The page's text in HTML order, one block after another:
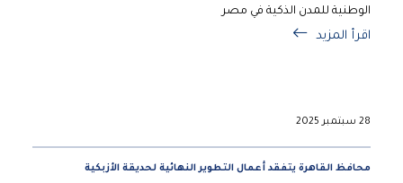
الوطنية للمدن الذكية في مصر
اقرأ المزيد
28 سبتمبر 2025
محافظ القاهرة يتفقد أعمال التطوير النهائية لحديقة الأزبكية